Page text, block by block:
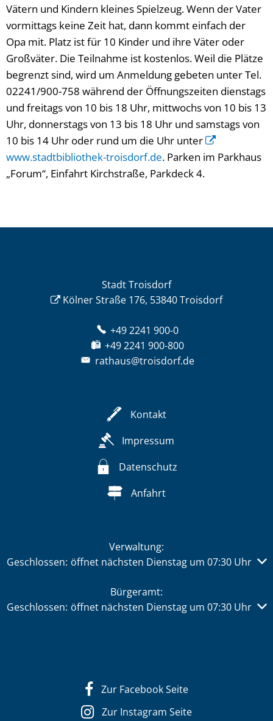
Vätern und Kindern kleines Spielzeug. Wenn der Vater
vormittags keine Zeit hat, dann kommt einfach der
Opa mit. Platz ist für 10 Kinder und ihre Väter oder
Großväter. Die Teilnahme ist kostenlos. Weil die Plätze
begrenzt sind, wird um Anmeldung gebeten unter Tel.
02241/900-758 während der Öffnungszeiten dienstags
und freitags von 10 bis 18 Uhr, mittwochs von 10 bis 13
Uhr, donnerstags von 13 bis 18 Uhr und samstags von
10 bis 14 Uhr oder rund um die Uhr unter
www.stadtbibliothek-troisdorf.de. Parken im Parkhaus
„Forum“, Einfahrt Kirchstraße, Parkdeck 4.
Stadt Troisdorf
Kölner Straße 176, 53840 Troisdorf
+49 2241 900-0
+49 2241 900-800
rathaus@troisdorf.de
Kontakt
Impressum
Datenschutz
Anfahrt
Verwaltung:
Klicken, um weitere Öffnungs- oder Schließzeiten
Geschlossen: öffnet nächsten Dienstag um 07:30 Uhr
Bürgeramt:
Klicken, um weitere Öffnungs- oder Schließzeiten
Geschlossen: öffnet nächsten Dienstag um 07:30 Uhr
Zur Facebook Seite
Zur Instagram Seite